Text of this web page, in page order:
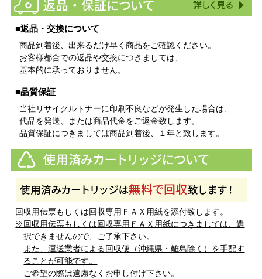
■返品・交換について
商品到着後、出来るだけ早く商品をご確認ください。
お客様都合での返品や交換につきましては、
基本的に承っておりません。
■品質保証
当社リサイクルトナーに印刷不良などが発生した場合は、
代品を発送、または商品代金をご返金致します。
品質保証につきましては商品到着後、１年と致します。
回収用伝票もしくは回収専用ＦＡＸ用紙を添付致します。
※回収用伝票もしくは回収専用ＦＡＸ用紙につきましては、選
択できませんので、ご了承下さい。
また、運送業者による回収便（沖縄県・離島除く）を手配す
ることが可能です。
ご希望の際は遠慮なくお申し付け下さい。